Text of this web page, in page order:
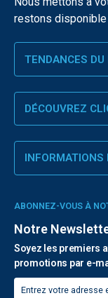
restons
TENDANCES
DÉCOUVREZ
ABONNEZ-VOUS À
Notre
Soyez les premiers
promotions par e-